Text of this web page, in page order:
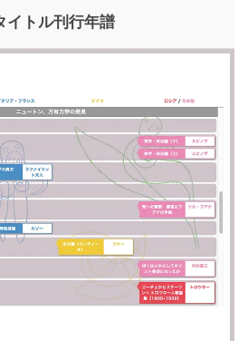
イトル刊行年譜